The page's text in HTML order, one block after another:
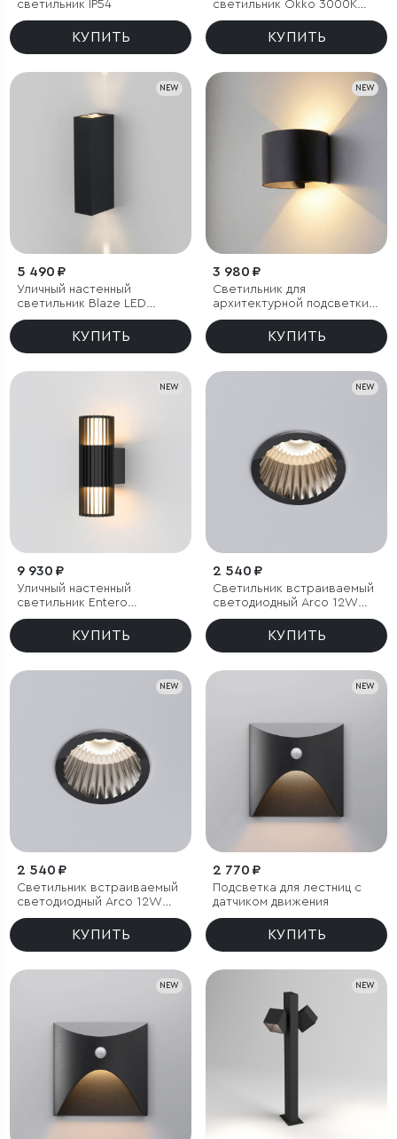
светильник IP54
КУПИТЬ
светильник Okko 3000K
черный IP54
КУПИТЬ
NEW
5 490 ₽
Уличный настенный
светильник Blaze LED
3000K черный IP65
КУПИТЬ
NEW
3 980 ₽
Светильник для
архитектурной подсветки
BLADE 3000K черный IP54
КУПИТЬ
NEW
9 930 ₽
Уличный настенный
светильник Entero
(35189/W) 3000K черный
КУПИТЬ
NEW
2 540 ₽
Светильник встраиваемый
светодиодный Arco 12W
3000K черный жемчуг IP44
КУПИТЬ
NEW
2 540 ₽
Светильник встраиваемый
светодиодный Arco 12W
4000K черный жемчуг IP44
КУПИТЬ
NEW
2 770 ₽
Подсветка для лестниц с
датчиком движения
КУПИТЬ
NEW NEW